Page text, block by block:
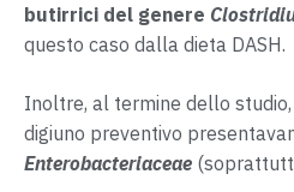
butirrici del genere
questo caso dalla dieta DASH.
Inoltre, al termine dello
digiuno preventivo
Enterobacteriaceae